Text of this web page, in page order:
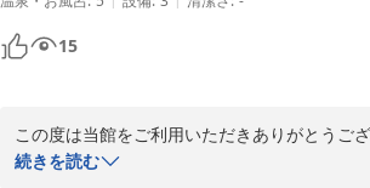
15
この度は当館をご利用いただきありがとうござ
温泉を気に入って頂けたようで大変嬉しく思い
続きを読む